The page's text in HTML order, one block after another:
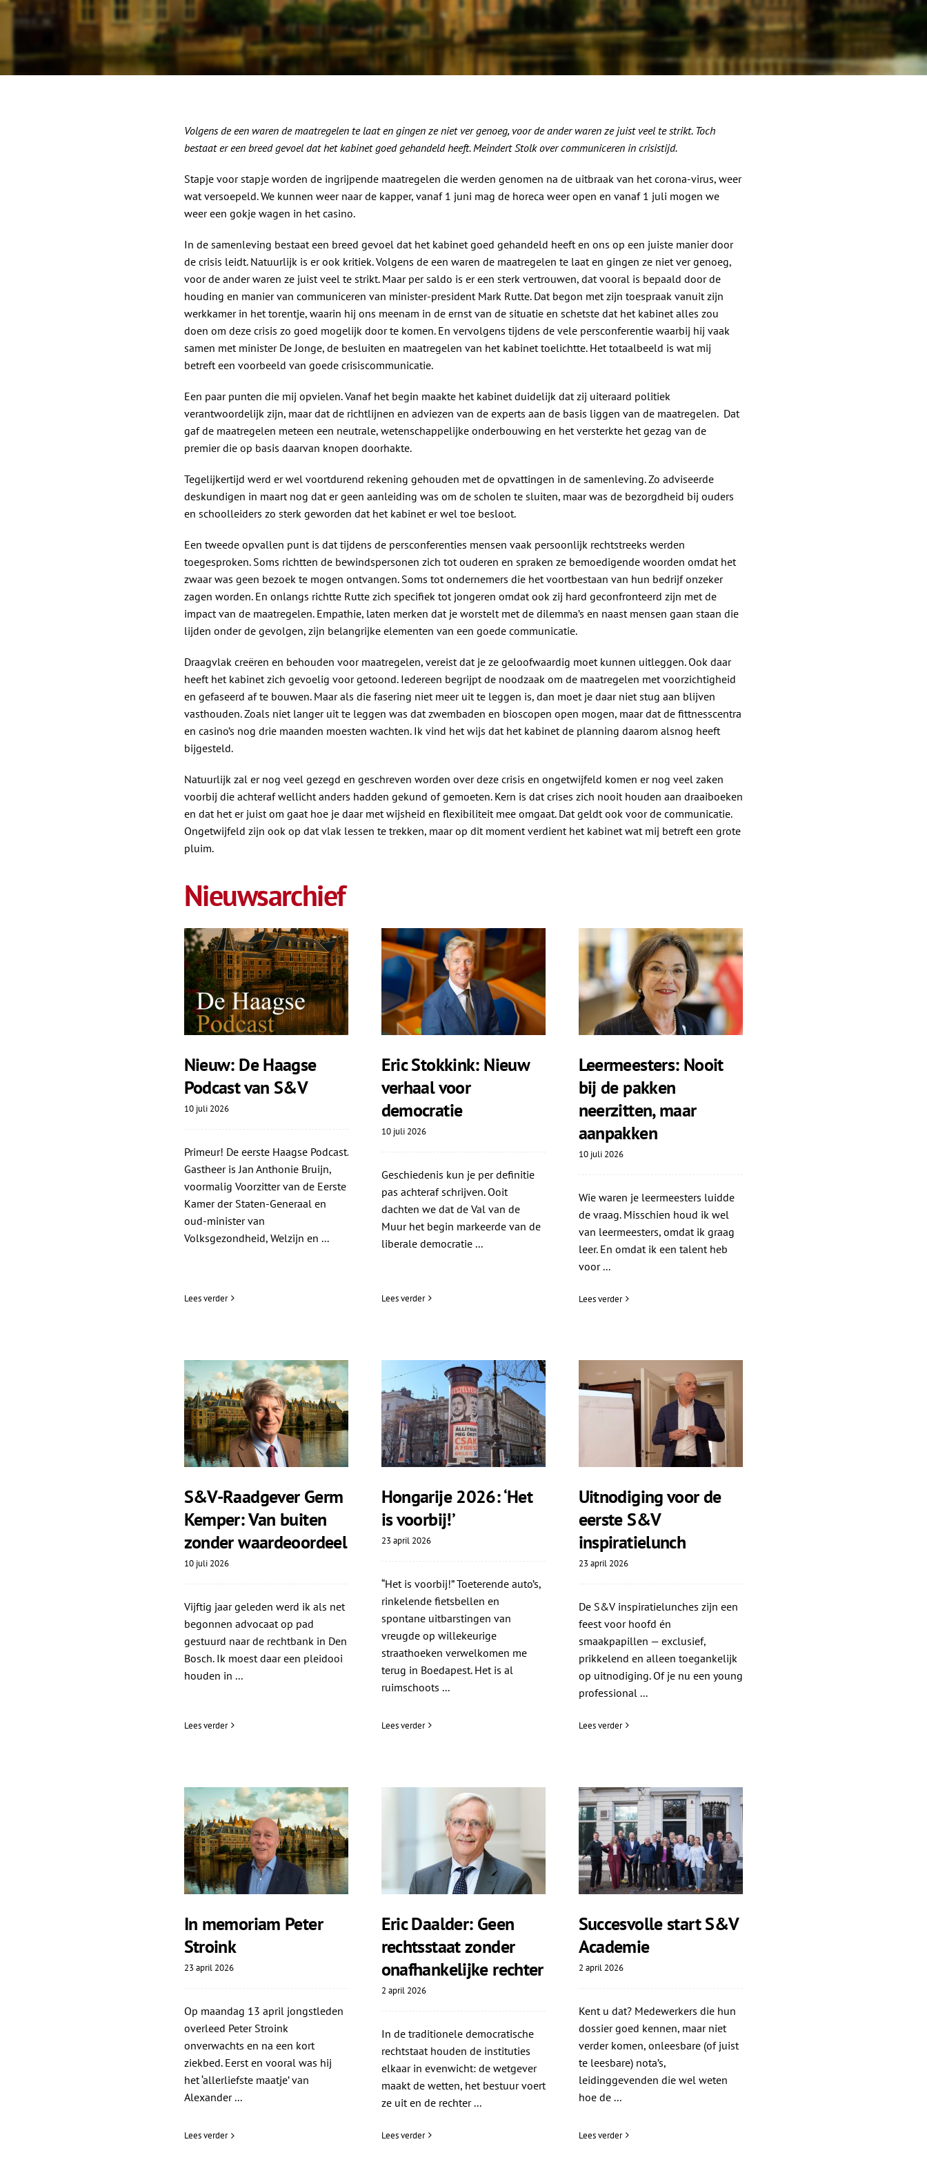
Volgens de een waren de maatregelen te laat en gingen ze niet ver genoeg, voor de ander waren ze juist veel te strikt. Toch
bestaat er een breed gevoel dat het kabinet goed gehandeld heeft. Meindert Stolkover communiceren in crisistijd.
Stapje voor stapje worden de ingrijpende maatregelen die werden genomen na de uitbraak van het corona-virus, weer
wat versoepeld. We kunnen weer naar de kapper, vanaf 1 juni mag de horeca weer open en vanaf 1 juli mogen we
weer een gokje wagen in het casino.
In de samenleving bestaat een breed gevoel dat het kabinet goed gehandeld heeft en ons op een juiste manier door
de crisis leidt. Natuurlijk is er ook kritiek. Volgens de een waren de maatregelen te laat en gingen ze niet ver genoeg,
voor de ander waren ze juist veel te strikt. Maar per saldo is er een sterk vertrouwen, dat vooral is bepaald door de
houding en manier van communiceren van minister-president Mark Rutte. Dat begon met zijn toespraak vanuit zijn
werkkamer in het torentje, waarin hij ons meenam in de ernst van de situatie en schetste dat het kabinet alles zou
doen om deze crisis zo goed mogelijk door te komen. En vervolgens tijdens de vele persconferentie waarbij hij vaak
samen met minister De Jonge, de besluiten en maatregelen van het kabinet toelichtte. Het totaalbeeld is wat mij
betreft een voorbeeld van goede crisiscommunicatie.
Een paar punten die mij opvielen. Vanaf het begin maakte het kabinet duidelijk dat zij uiteraard politiek
verantwoordelijk zijn, maar dat de richtlijnen en adviezen van de experts aan de basis liggen van de maatregelen. Dat
gaf de maatregelen meteen een neutrale, wetenschappelijke onderbouwing en het versterkte het gezag van de
premier die op basis daarvan knopen doorhakte.
Tegelijkertijd werd er wel voortdurend rekening gehouden met de opvattingen in de samenleving. Zo adviseerde
deskundigen in maart nog dat er geen aanleiding was om de scholen te sluiten, maar was de bezorgdheid bij ouders
en schoolleiders zo sterk geworden dat het kabinet er wel toe besloot.
Een tweede opvallen punt is dat tijdens de persconferenties mensen vaak persoonlijk rechtstreeks werden
toegesproken. Soms richtten de bewindspersonen zich tot ouderen en spraken ze bemoedigende woorden omdat het
zwaar was geen bezoek te mogen ontvangen. Soms tot ondernemers die het voortbestaan van hun bedrijf onzeker
zagen worden. En onlangs richtte Rutte zich specifiek tot jongeren omdat ook zij hard geconfronteerd zijn met de
impact van de maatregelen. Empathie, laten merken dat je worstelt met de dilemma’s en naast mensen gaan staan die
lijden onder de gevolgen, zijn belangrijke elementen van een goede communicatie.
Draagvlak creëren en behouden voor maatregelen, vereist dat je ze geloofwaardig moet kunnen uitleggen. Ook daar
heeft het kabinet zich gevoelig voor getoond. Iedereen begrijpt de noodzaak om de maatregelen met voorzichtigheid
en gefaseerd af te bouwen. Maar als die fasering niet meer uit te leggen is, dan moet je daar niet stug aan blijven
vasthouden. Zoals niet langer uit te leggen was dat zwembaden en bioscopen open mogen, maar dat de fittnesscentra
en casino’s nog drie maanden moesten wachten. Ik vind het wijs dat het kabinet de planning daarom alsnog heeft
bijgesteld.
Natuurlijk zal er nog veel gezegd en geschreven worden over deze crisis en ongetwijfeld komen er nog veel zaken
voorbij die achteraf wellicht anders hadden gekund of gemoeten. Kern is dat crises zich nooit houden aan draaiboeken
en dat het er juist om gaat hoe je daar met wijsheid en flexibiliteit mee omgaat. Dat geldt ook voor de communicatie.
Ongetwijfeld zijn ook op dat vlak lessen te trekken, maar op dit moment verdient het kabinet wat mij betreft een grote
pluim.
Nieuwsarchief
Nieuw: De Haagse
Podcast van S&V
10 juli 2026
Primeur! De eerste Haagse Podcast.
Gastheer is Jan Anthonie Bruijn,
voormalig Voorzitter van de Eerste
Kamer der Staten-Generaal en
oud-minister van
Volksgezondheid, Welzijn en ...
Lees verder
Eric Stokkink: Nieuw
verhaal voor
democratie
10 juli 2026
Geschiedenis kun je per definitie
pas achteraf schrijven. Ooit
dachten we dat de Val van de
Muur het begin markeerde van de
liberale democratie ...
Lees verder
Leermeesters: Nooit
bij de pakken
neerzitten, maar
aanpakken
10 juli 2026
Wie waren je leermeesters luidde
de vraag. Misschien houd ik wel
van leermeesters, omdat ik graag
leer. En omdat ik een talent heb
voor ...
Lees verder
S&V-Raadgever Germ
Kemper: Van buiten
zonder waardeoordeel
10 juli 2026
Vijftig jaar geleden werd ik als net
begonnen advocaat op pad
gestuurd naar de rechtbank in Den
Bosch. Ik moest daar een pleidooi
houden in ...
Lees verder
Hongarije 2026: ‘Het
is voorbij!’
23 april 2026
“Het is voorbij!” Toeterende auto’s,
rinkelende fietsbellen en
spontane uitbarstingen van
vreugde op willekeurige
straathoeken verwelkomen me
terug in Boedapest. Het is al
ruimschoots ...
Lees verder
Uitnodiging voor de
eerste S&V
inspiratielunch
23 april 2026
De S&V inspiratielunches zijn een
feest voor hoofd én
smaakpapillen — exclusief,
prikkelend en alleen toegankelijk
op uitnodiging. Of je nu een young
professional ...
Lees verder
In memoriam Peter
Stroink
23 april 2026
Op maandag 13 april jongstleden
overleed Peter Stroink
onverwachts en na een kort
ziekbed. Eerst en vooral was hij
het ‘allerliefste maatje’ van
Alexander ...
Lees verder
Eric Daalder: Geen
rechtsstaat zonder
onafhankelijke rechter
2 april 2026
In de traditionele democratische
rechtstaat houden de instituties
elkaar in evenwicht: de wetgever
maakt de wetten, het bestuur voert
ze uit en de rechter ...
Lees verder
Succesvolle start S&V
Academie
2 april 2026
Kent u dat? Medewerkers die hun
dossier goed kennen, maar niet
verder komen, onleesbare (of juist
te leesbare) nota’s,
leidinggevenden die wel weten
hoe de ...
Lees verder